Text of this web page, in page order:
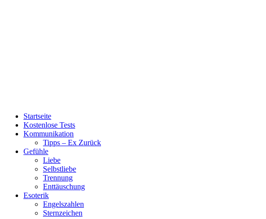
Startseite
Kostenlose Tests
Kommunikation
Tipps – Ex Zurück
Gefühle
Liebe
Selbstliebe
Trennung
Enttäuschung
Esoterik
Engelszahlen
Sternzeichen